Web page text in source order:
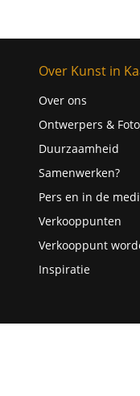
Over Kunst in
Over ons
Ontwerpers &
Duurzaamheid
Samenwerken?
Pers en in de
Verkooppunten
Verkooppunt
Inspiratie